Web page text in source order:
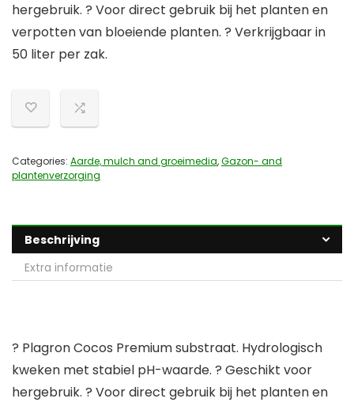
hergebruik. ? Voor direct gebruik bij het planten en
verpotten van bloeiende planten. ? Verkrijgbaar in
50 liter per zak.
Categories: Aarde, mulch and groeimedia,Gazon- and
plantenverzorging
Beschrijving
Extra informatie
? Plagron Cocos Premium substraat. Hydrologisch
kweken met stabiel pH-waarde. ? Geschikt voor
hergebruik. ? Voor direct gebruik bij het planten en